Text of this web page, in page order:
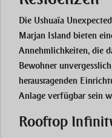
Die Ushuaïa
Marjan Island bieten
Annehmlichkeiten, die
Bewohner
herausragenden
Anlage verfügbar sein
Rooftop